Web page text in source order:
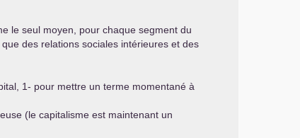
le seul moyen, pour chaque segment du
des relations sociales intérieures et des
1- pour mettre un terme momentané à
(le capitalisme est maintenant un